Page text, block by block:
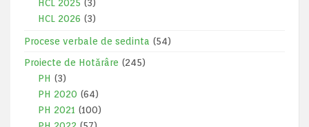
HCL 2025 (3)
HCL 2026 (3)
Procese verbale de sedinta (54)
Proiecte de Hotărâre (245)
PH (3)
PH 2020 (64)
PH 2021 (100)